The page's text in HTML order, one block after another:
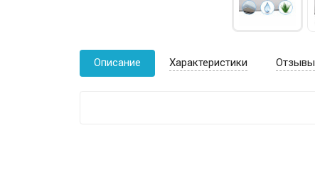
Описание Характеристики Отзывы